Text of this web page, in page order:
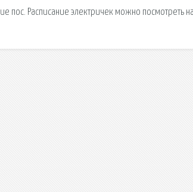
пос. Расписание электричек можно посмотреть